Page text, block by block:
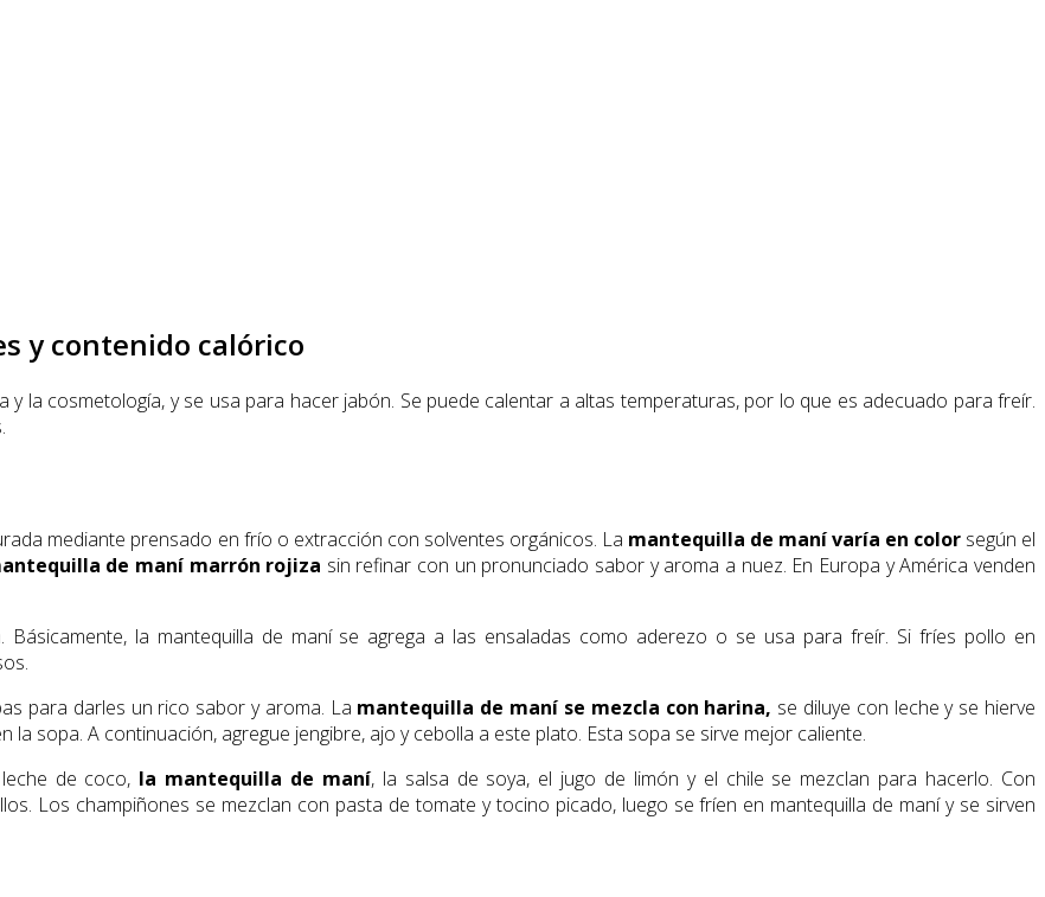
y contenido calórico
y la cosmetología, y se usa para hacer jabón. Se puede calentar a altas temperaturas, por lo que es adecuado para freír.
mediante prensado en frío o extracción con solventes orgánicos. La mantequilla de maní varía en colorsegún el
de maní marrón rojiza sin refinar con un pronunciado sabor y aroma a nuez. En Europa y América venden
la mantequilla de maní se agrega a las ensaladas como aderezo o se usa para freír. Si fríes pollo en
para darles un rico sabor y aroma. La mantequilla de maní se mezcla con harina, se diluye con leche y se hierve
sopa. A continuación, agregue jengibre, ajo y cebolla a este plato. Esta sopa se sirve mejor caliente.
de coco, la mantequilla de maní, la salsa de soya, el jugo de limón y el chile se mezclan para hacerlo. Con
Los champiñones se mezclan con pasta de tomate y tocino picado, luego se fríen en mantequilla de maní y se sirven